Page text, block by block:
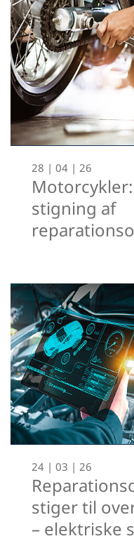
28 | 04 | 26
stigning af
24 | 03 | 26
stiger til
– elektriske